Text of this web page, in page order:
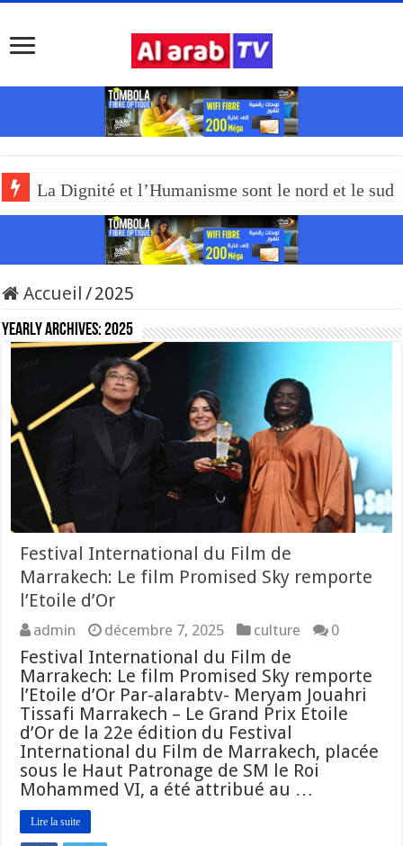
La Dignité et l’Humanisme sont le nord et le
Accueil /2025
Yearly Archives:2025
Festival International du Film de
Marrakech: Le film Promised Sky remporte
l’Etoile d’Or
admin décembre 7, 2025 culture 0
Festival International du Film de
Marrakech: Le film Promised Sky remporte
l’Etoile d’Or Par-alarabtv- Meryam Jouahri
Tissafi Marrakech – Le Grand Prix Etoile
d’Or de la 22e édition du Festival
International du Film de Marrakech, placée
sous le Haut Patronage de SM le Roi
Mohammed VI, a été attribué au …
Lire la suite